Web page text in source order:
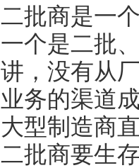
二批商是一
一个是二批
讲，没有从
业务的渠道
大型制造商
二批商要生